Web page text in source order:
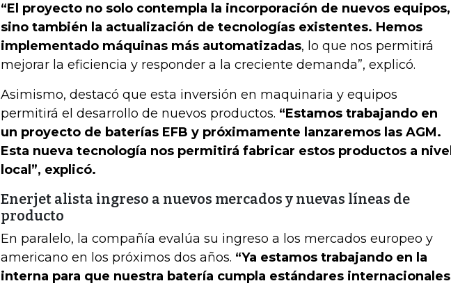
“El proyecto no solo contempla la incorporación de nuevos equipos,
sino también la actualización de tecnologías existentes. Hemos
implementado máquinas más automatizadas, lo que nos permitirá
mejorar la eficiencia y responder a la creciente demanda”, explicó.
Asimismo, destacó que esta inversión en maquinaria y equipos
permitirá el desarrollo de nuevos productos. “Estamos trabajando en
un proyecto de baterías EFB y próximamente lanzaremos las AGM.
Esta nueva tecnología nos permitirá fabricar estos productos a nivel
local”, explicó.
Enerjet alista ingreso a nuevos mercados y nuevas líneas de
producto
En paralelo, la compañía evalúa su ingreso a los mercados europeo y
americano en los próximos dos años. “Ya estamos trabajando en la
interna para que nuestra batería cumpla estándares internacionales